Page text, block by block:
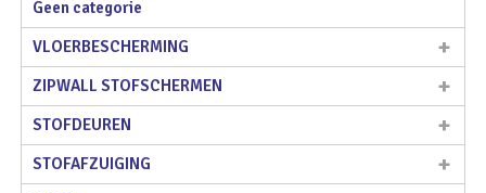
Geen categorie
VLOERBESCHERMING
ZIPWALL STOFSCHERMEN
STOFDEUREN
STOFAFZUIGING